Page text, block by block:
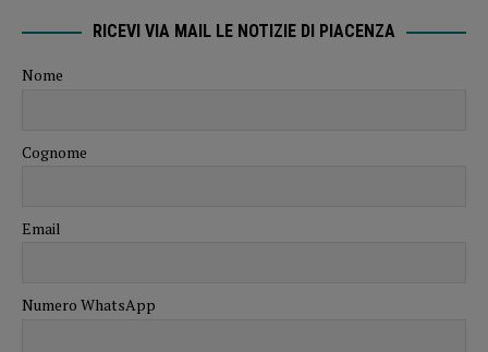
RICEVI VIA MAIL LE NOTIZIE DI PIACENZA
Nome
Cognome
Email
Numero WhatsApp